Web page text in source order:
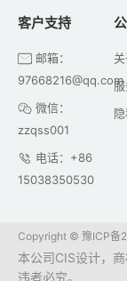
客户支持
邮箱：
97668216@qq.com
微信：
zzqss001
电话：+86
15038350530
Copyright © 豫ICP备
本公司CIS设计，
违者必究。